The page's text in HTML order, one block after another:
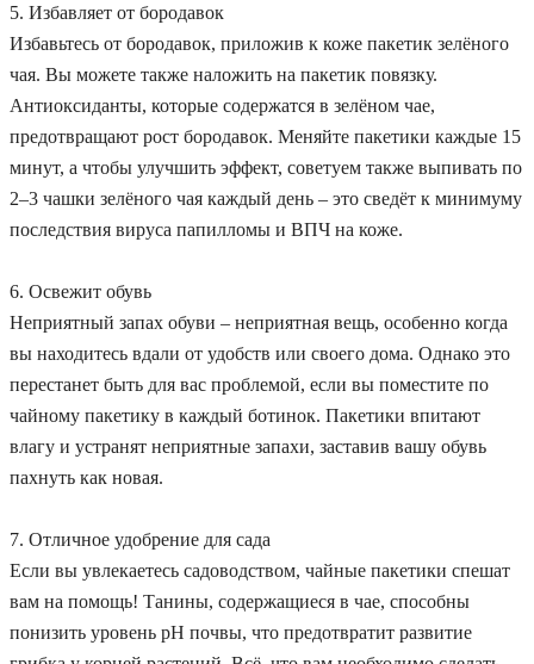
5. Избавляет от бородавок
Избавьтесь от бородавок, приложив к коже пакетик зелёного
чая. Вы можете также наложить на пакетик повязку.
Антиоксиданты, которые содержатся в зелёном чае,
предотвращают рост бородавок. Меняйте пакетики каждые 15
минут, а чтобы улучшить эффект, советуем также выпивать по
2–3 чашки зелёного чая каждый день – это сведёт к минимуму
последствия вируса папилломы и ВПЧ на коже.
6. Освежит обувь
Неприятный запах обуви – неприятная вещь, особенно когда
вы находитесь вдали от удобств или своего дома. Однако это
перестанет быть для вас проблемой, если вы поместите по
чайному пакетику в каждый ботинок. Пакетики впитают
влагу и устранят неприятные запахи, заставив вашу обувь
пахнуть как новая.
7. Отличное удобрение для сада
Если вы увлекаетесь садоводством, чайные пакетики спешат
вам на помощь! Танины, содержащиеся в чае, способны
понизить уровень рН почвы, что предотвратит развитие